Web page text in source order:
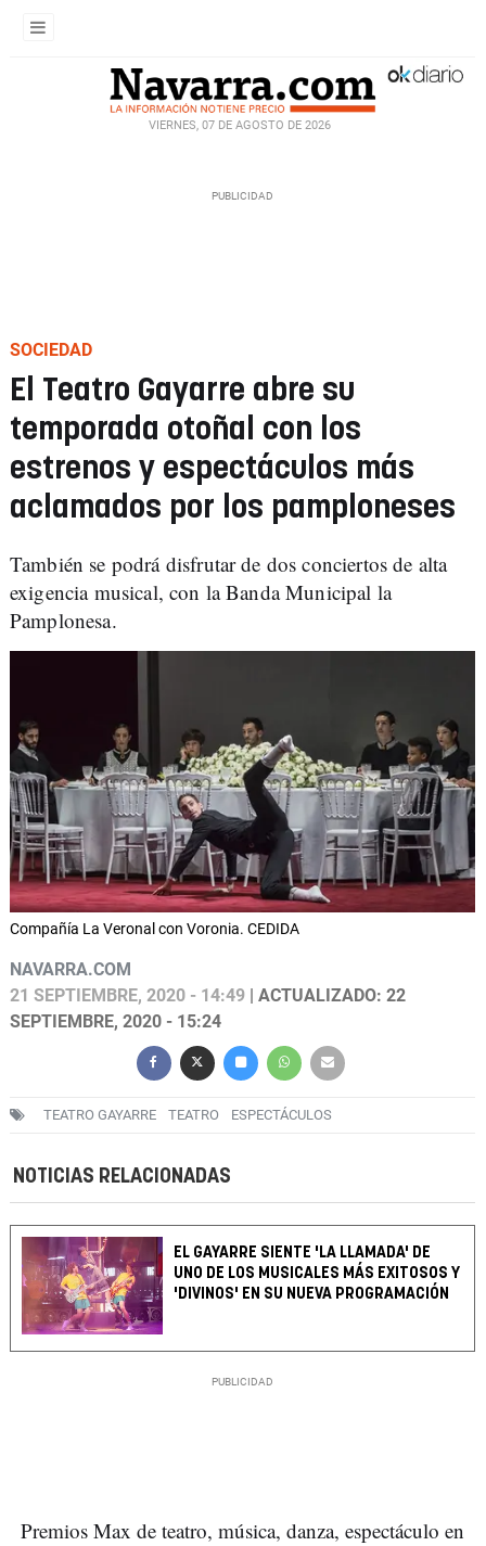
VIERNES, 07 DE AGOSTO DE 2026
SOCIEDAD
El Teatro Gayarre abre su
temporada otoñal con los
estrenos y espectáculos más
aclamados por los pamploneses
También se podrá disfrutar de dos conciertos de alta
exigencia musical, con la Banda Municipal la
Pamplonesa.
Compañía La Veronal con Voronia. CEDIDA
NAVARRA.COM
21 SEPTIEMBRE, 2020 - 14:49 | ACTUALIZADO: 22
SEPTIEMBRE, 2020 - 15:24
TEATRO GAYARRE TEATRO ESPECTÁCULOS
NOTICIAS RELACIONADAS
EL GAYARRE SIENTE 'LA LLAMADA' DE
UNO DE LOS MUSICALES MÁS EXITOSOS Y
'DIVINOS' EN SU NUEVA PROGRAMACIÓN
Premios Max de teatro, música, danza, espectáculo en